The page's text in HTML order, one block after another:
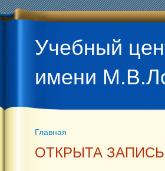
Учебный
имени
Вы здесь
Главная
ОТКРЫТА